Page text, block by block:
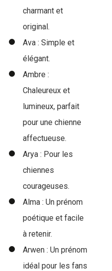
charmant et
original.
Ava : Simple et
élégant.
Ambre :
Chaleureux et
lumineux, parfait
pour une chienne
affectueuse.
Arya : Pour les
chiennes
courageuses.
Alma : Un prénom
poétique et facile
à retenir.
Arwen : Un prénom
idéal pour les fans